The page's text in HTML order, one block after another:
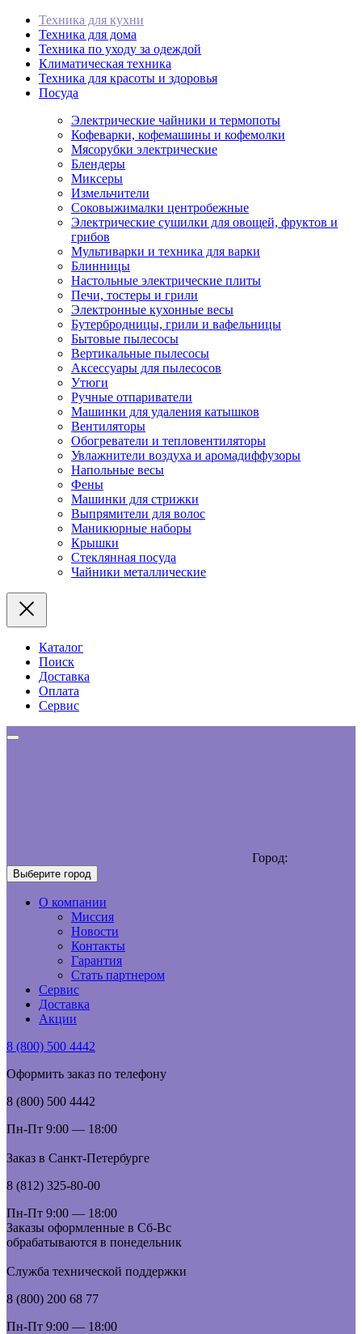
Техника для кухни
Техника для дома
Техника по уходу за одеждой
Климатическая техника
Техника для красоты и здоровья
Посуда
Электрические чайники и термопоты
Кофеварки, кофемашины и кофемолки
Мясорубки электрические
Блендеры
Миксеры
Измельчители
Соковыжималки центробежные
Электрические сушилки для овощей, фруктов и
грибов
Мультиварки и техника для варки
Блинницы
Настольные электрические плиты
Печи, тостеры и грили
Электронные кухонные весы
Бутербродницы, грили и вафельницы
Бытовые пылесосы
Вертикальные пылесосы
Аксессуары для пылесосов
Утюги
Ручные отпариватели
Машинки для удаления катышков
Вентиляторы
Обогреватели и тепловентиляторы
Увлажнители воздуха и аромадиффузоры
Напольные весы
Фены
Машинки для стрижки
Выпрямители для волос
Маникюрные наборы
Крышки
Стеклянная посуда
Чайники металлические
Каталог
Поиск
Доставка
Оплата
Сервис
Город:
Выберите город
О компании
Миссия
Новости
Контакты
Гарантия
Стать партнером
Сервис
Доставка
Акции
8 (800) 500 4442
Оформить заказ по телефону
8 (800) 500 4442
Пн-Пт 9:00 — 18:00
Заказ в Санкт-Петербурге
8 (812) 325-80-00
Пн-Пт 9:00 — 18:00
Заказы оформленные в Сб-Вс
обрабатываются в понедельник
Служба технической поддержки
8 (800) 200 68 77
Пн-Пт 9:00 — 18:00